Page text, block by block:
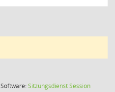
Software:SitzungsdienstSession(Wird in